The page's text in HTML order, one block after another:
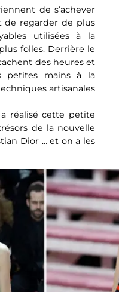
de s’achever
de regarder de plus
utilisées à la
folles. Derrière le
des heures et
petites mains à la
artisanales
a réalisé cette petite
de la nouvelle
Dior … et on a les